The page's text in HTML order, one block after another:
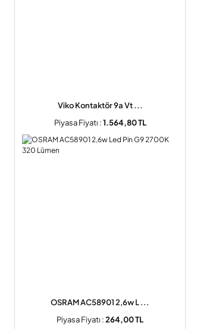
Viko Kontaktör 9a Vt ...
Piyasa Fiyatı :1.564,80 TL
OSRAM AC58901 2,6w L ...
Piyasa Fiyatı :264,00 TL